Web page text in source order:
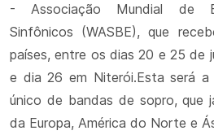
- Associação Mundial de
Sinfônicos (WASBE), que
países, entre os dias 20 e 25 de
e dia 26 em Niterói.Esta será
único de bandas de sopro, que
da Europa, América do Norte e